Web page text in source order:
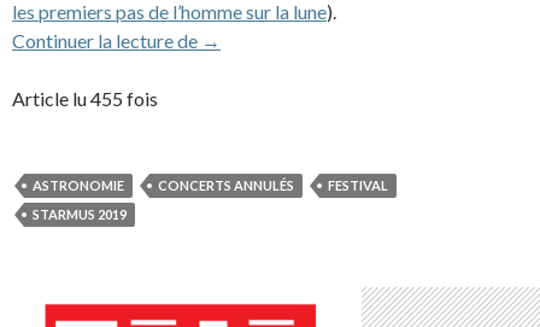
les premiers pas de l’homme sur la lune).
Continuer la lecture de
Annulé : JMJ ne participera pas du
→
Article lu 455 fois
ASTRONOMIE CONCERTS ANNULÉS
FESTIVAL
STARMUS 2019